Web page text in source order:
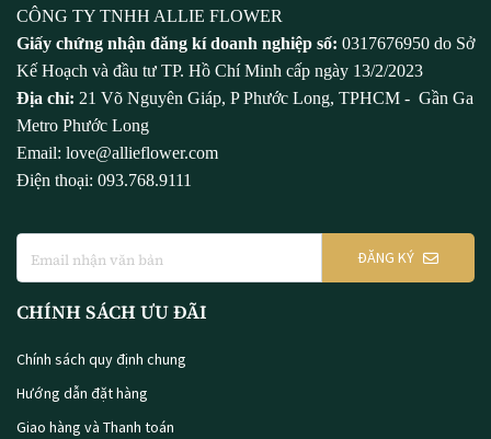
CÔNG TY TNHH ALLIE FLOWER
Giấy chứng nhận đăng kí doanh nghiệp số: 0317676950 do Sở
Kế Hoạch và đầu tư TP. Hồ Chí Minh cấp ngày 13/2/2023
Địa chỉ: 21 Võ Nguyên Giáp, P Phước Long, TPHCM - Gần Ga
Metro Phước Long
Email: love@allieflower.com
Điện thoại: 093.768.9111
ĐĂNG KÝ
CHÍNH SÁCH ƯU ĐÃI
Chính sách quy định chung
Hướng dẫn đặt hàng
Giao hàng và Thanh toán